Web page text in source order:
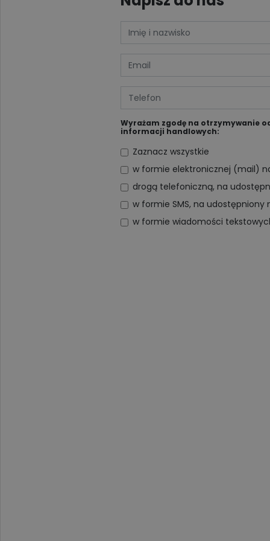
Wyrażam zgodę na otrzymywanie
informacji handlowych:
Zaznacz wszystkie
w formie elektronicznej (mail)
drogą telefoniczną, na
w formie SMS, na
w formie wiadomości